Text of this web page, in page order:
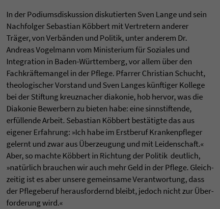
In der Podiums­diskussion disku­tierten Sven Lange und sein
Nach­folger Sebastian Köbbert mit Vertretern anderer
Träger, von Verbänden und Politik, unter anderem Dr.
Andreas Vogelmann vom Ministerium für Soziales und
Integration in Baden-Württemberg, vor allem über den
Fachkräfte­mangel in der Pflege. Pfarrer Christian Schucht,
theologischer Vorstand und Sven Langes künftiger Kollege
bei der Stiftung kreuznacher diakonie, hob hervor, was die
Diakonie Bewerbern zu bieten habe: eine sinnstiftende,
erfüllende Arbeit. Sebastian Köbbert bestätigte das aus
eigener Erfahrung: »Ich habe im Erstberuf Kranken­pfleger
gelernt und zwar aus Über­zeugung und mit Leiden­schaft.«
Aber, so machte Köbbert in Richtung der Politik deutlich,
»natürlich brauchen wir auch mehr Geld in der Pflege. Gleich­
zeitig ist es aber unsere gemeinsame Verant­wortung, dass
der Pflege­beruf heraus­fordernd bleibt, jedoch nicht zur Über­
forderung wird.«